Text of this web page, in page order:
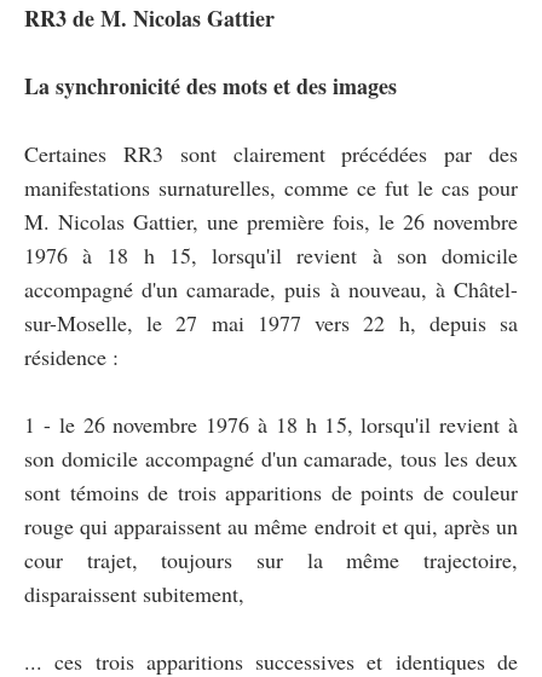
RR3 de M. Nicolas Gattier
La synchronicité des mots et des images
Certaines RR3 sont clairement précédées par des
manifestations surnaturelles, comme ce fut le cas pour
M. Nicolas Gattier, une première fois, le 26 novembre
1976 à 18 h 15, lorsqu'il revient à son domicile
accompagné d'un camarade, puis à nouveau, à Châtel-
sur-Moselle, le 27 mai 1977 vers 22 h, depuis sa
résidence :
1 - le 26 novembre 1976 à 18 h 15, lorsqu'il revient à
son domicile accompagné d'un camarade, tous les deux
sont témoins de trois apparitions de points de couleur
rouge qui apparaissent au même endroit et qui, après un
cour trajet, toujours sur la même trajectoire,
disparaissent subitement,
... ces trois apparitions successives et identiques de